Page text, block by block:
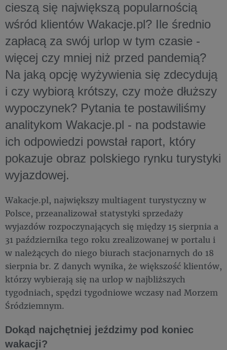
cieszą się największą popularnością
wśród klientów Wakacje.pl? Ile średnio
zapłacą za swój urlop w tym czasie -
więcej czy mniej niż przed pandemią?
Na jaką opcję wyżywienia się zdecydują
i czy wybiorą krótszy, czy może dłuższy
wypoczynek? Pytania te postawiliśmy
analitykom Wakacje.pl - na podstawie
ich odpowiedzi powstał raport, który
pokazuje obraz polskiego rynku turystyki
wyjazdowej.
Wakacje.pl, największy multiagent turystyczny w
Polsce, przeanalizował statystyki sprzedaży
wyjazdów rozpoczynających się między 15 sierpnia a
31 października tego roku zrealizowanej w portalu i
w należących do niego biurach stacjonarnych do 18
sierpnia br. Z danych wynika, że większość klientów,
którzy wybierają się na urlop w najbliższych
tygodniach, spędzi tygodniowe wczasy nad Morzem
Śródziemnym.
Dokąd najchętniej jeździmy pod koniec
wakacji?